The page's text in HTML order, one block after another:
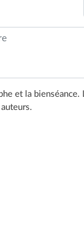
et la